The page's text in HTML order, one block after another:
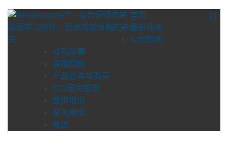
content
首页
最新活动
公司新闻
成功故事
直播回顾
产品咨询与购买
K12研究报告
教师培训
家长指南
微信